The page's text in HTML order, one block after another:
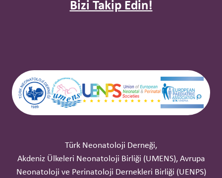
Bizi Takip Edin!
Türk Neonatoloji Derneği,
Akdeniz Ülkeleri Neonatoloji Birliği (UMENS), Avrupa
Neonatoloji ve Perinatoloji Dernekleri Birliği (UENPS)